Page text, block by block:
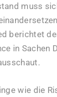
muss
berichtet
in Sachen
wie die